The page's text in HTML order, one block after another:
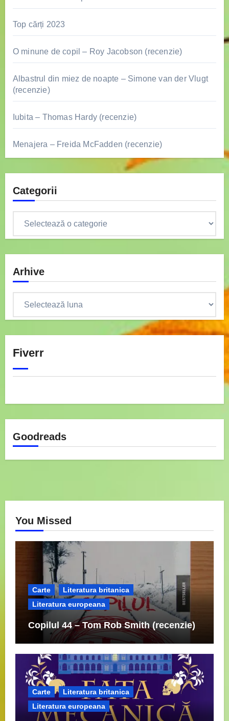
Top cărți 2023
O minune de copil – Roy Jacobson (recenzie)
Albastrul din miez de noapte – Simone van der Vlugt
(recenzie)
Iubita – Thomas Hardy (recenzie)
Menajera – Freida McFadden (recenzie)
Categorii
Arhive
Fiverr
Goodreads
You Missed
Carte
Literatura britanica
Literatura europeana
Copilul 44 – Tom Rob Smith (recenzie)
Carte
Literatura britanica
Literatura europeana